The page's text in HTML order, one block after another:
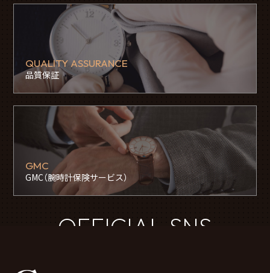
QUALITY ASSURANCE
品質保証
GMC
GMC（腕時計保険サービス）
OFFICIAL SNS